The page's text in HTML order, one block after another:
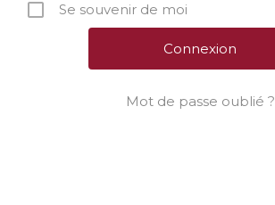
Se souvenir de moi
Mot de passe oublié ?